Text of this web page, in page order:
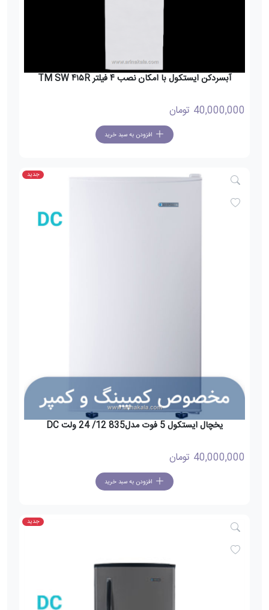
آبسردکن ایستکول با امکان نصب ۴ فیلتر TM SW ۴۱۵R
40,000,000 تومان
افزودن به سبد خرید
جدید
یخچال ایستکول 5 فوت مدل835 12/ 24 ولت DC
40,000,000 تومان
افزودن به سبد خرید
جدید